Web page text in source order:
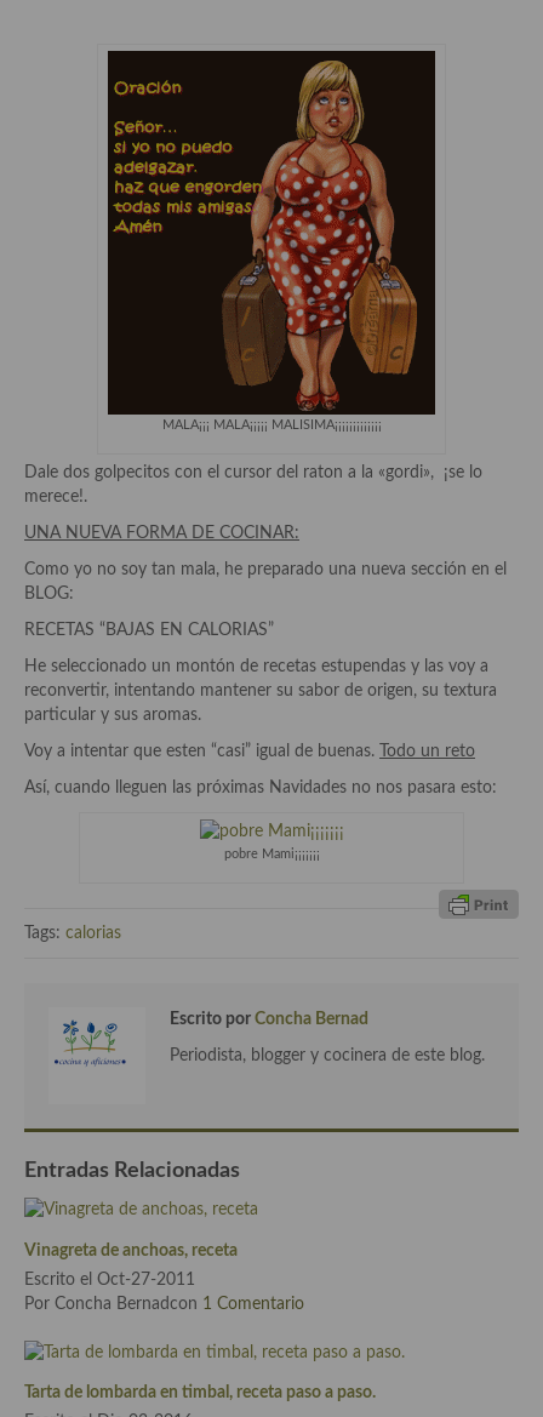
Origen y evolución de la comida
Protocolo y buenas maneras.
Ocio – restaurantes, bares, tabernas
Viajes eno-gastro-turísticos
Las opiniones de la «Cocinera»
Acompañamientos
Aderezos, salsas, vinagretas, especias, hierbas aromáticas o
aditivos
Especias, mezclas de especias
Hierbas aromáticas
Mojos y pastas
Adobos
Bebidas
Bocadillos, hamburguesas, sándwich, emparedados, tostas y
Entrantes
Gazpachos, salmorejos, sopas y cremas frías
Pasta
MALA¡¡¡ MALA¡¡¡¡¡ MALISIMA¡¡¡¡¡¡¡¡¡¡¡¡¡
Dale dos golpecitos con el cursor del raton a la «gordi», ¡se lo
merece!.
UNA NUEVA FORMA DE COCINAR:
Como yo no soy tan mala, he preparado una nueva sección en el
BLOG:
RECETAS “BAJAS EN CALORIAS”
He seleccionado un montón de recetas estupendas y las voy a
reconvertir, intentando mantener su sabor de origen, su textura
particular y sus aromas.
Voy a intentar que esten “casi” igual de buenas. Todo un reto
Así, cuando lleguen las próximas Navidades no nos pasara esto:
pobre Mami¡¡¡¡¡¡¡
Tags: calorias
Escrito por Concha Bernad
Periodista, blogger y cocinera de este blog.
Entradas Relacionadas
Vinagreta de anchoas, receta
Escrito el Oct-27-2011
Por Concha Bernadcon 1 Comentario
Tarta de lombarda en timbal, receta paso a paso.